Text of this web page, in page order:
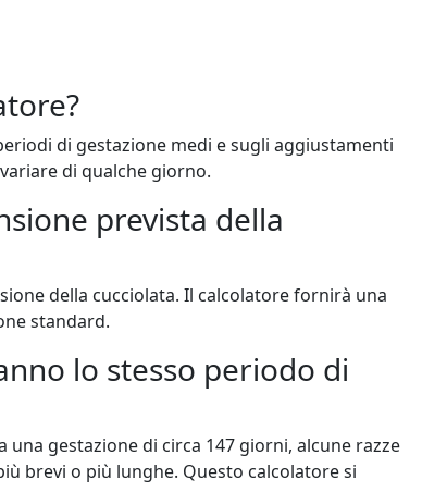
di gestazione medi e sugli aggiustamenti
di qualche giorno.
prevista della
della cucciolata. Il calcolatore fornirà una
standard.
lo stesso periodo di
gestazione di circa 147 giorni, alcune razze
brevi o più lunghe. Questo calcolatore si